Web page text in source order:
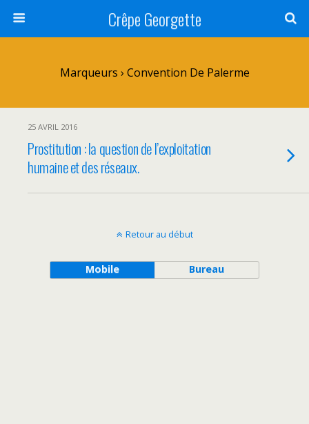
Crêpe Georgette
Marqueurs › Convention De Palerme
25 AVRIL 2016
Prostitution : la question de l’exploitation
humaine et des réseaux.
Retour au début
Mobile Bureau